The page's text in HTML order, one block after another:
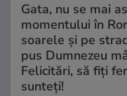
Gata, nu se mai
momentului în
soarele și pe
pus Dumnezeu
Felicitări, să fiți
sunteți!